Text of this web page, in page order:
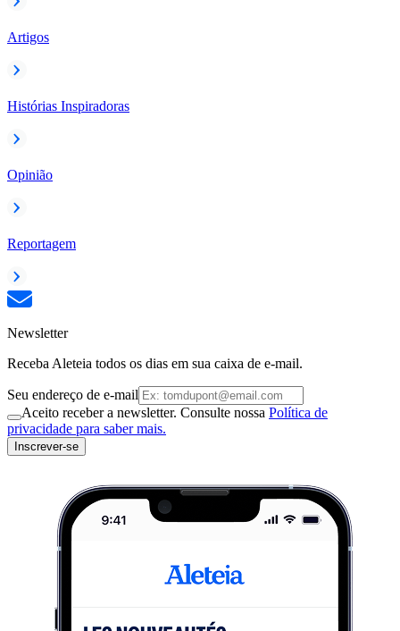
Artigos
Histórias Inspiradoras
Opinião
Reportagem
Newsletter
Receba Aleteia todos os dias em sua caixa de e-mail.
Seu endereço de e-mail
Aceito receber a newsletter. Consulte nossa Política de
privacidade para saber mais.
Inscrever-se